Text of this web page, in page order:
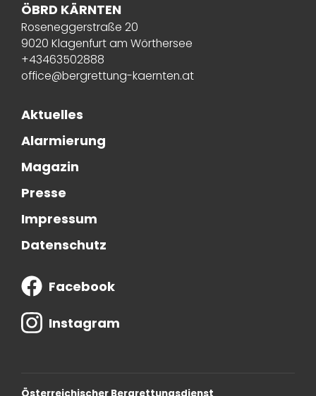
ÖBRD KÄRNTEN
Roseneggerstraße 20
9020 Klagenfurt am Wörthersee
+43463502888
office@bergrettung-kaernten.at
Aktuelles
Alarmierung
Magazin
Presse
Impressum
Datenschutz
Facebook
Instagram